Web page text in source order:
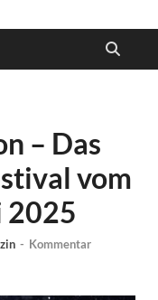
– Das
vom
2025
- Kommentar